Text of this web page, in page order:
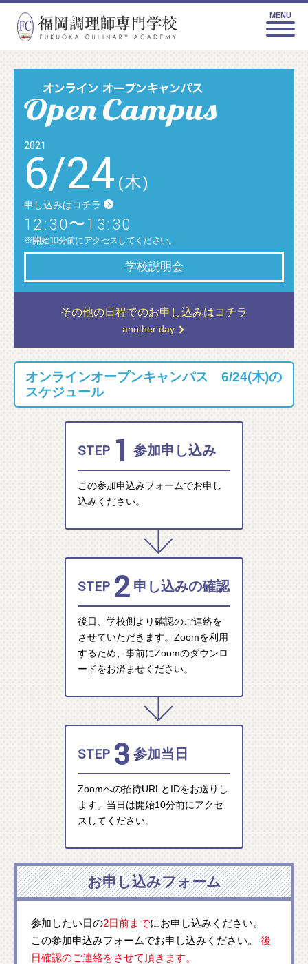
MENU
2021
6/24 (木)
申し込みはコチラ
12:30〜13:30
※開始10分前にアクセスしてください。
学校説明会
その他の日程でのお申し込みはコチラ
another day
オンラインオープンキャンパス 6/24(木)の
スケジュール
STEP 1 参加申し込み
この参加申込みフォームでお申し
込みください。
STEP 2 申し込みの確認
後日、学校側より確認のご連絡を
させていただきます。Zoomを利用
するため、事前にZoomのダウンロ
ードをお済ませください。
STEP 3 参加当日
Zoomへの招待URLとIDをお送りし
ます。当日は開始10分前にアクセ
スしてください。
お申し込みフォーム
参加したい日の2日前までにお申し込みください。
この参加申込みフォームでお申し込みください。 後
日確認のご連絡をさせて頂きます。